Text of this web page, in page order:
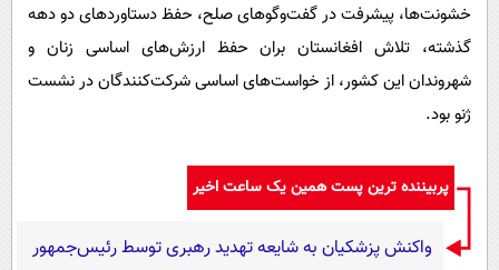
خشونت‌ها، پیشرفت در گفت‌وگوهای صلح، حفظ دستاوردهای دو دهه‌
گذشته، تلاش افغانستان بران حفظ ارزش‌های اساسی زنان و
شهروندان این کشور، از خواست‌های اساسی شرکت‌کنندگان در نشست
ژنو بود.
پربیننده ترین پست همین یک ساعت اخیر
واکنش پزشکیان به شایعه تهدید رهبری توسط رئیس‌جمهور